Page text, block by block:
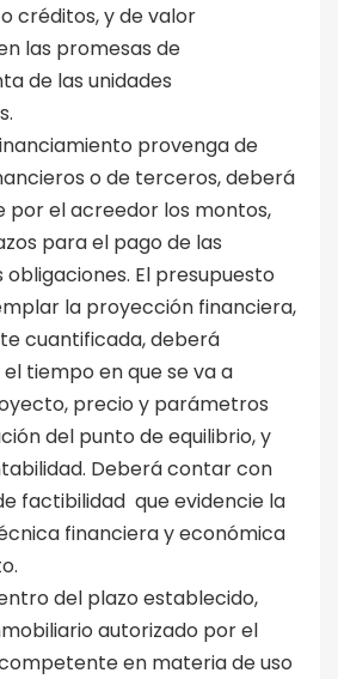
créditos, y de valor
las promesas de
de las unidades
provenga de
o de terceros, deberá
por el acreedor los montos,
para el pago de las
El presupuesto
la proyección financiera,
cuantificada, deberá
tiempo en que se va a
precio y parámetros
del punto de equilibrio, y
Deberá contar con
factibilidad que evidencie la
financiera y económica
del plazo establecido,
autorizado por el
en materia de uso